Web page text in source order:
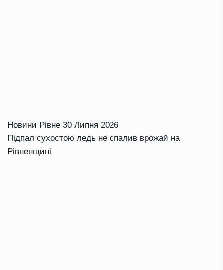
Новини Рівне 30 Липня 2026
Підпал сухостою ледь не спалив врожай на
Рівненщині